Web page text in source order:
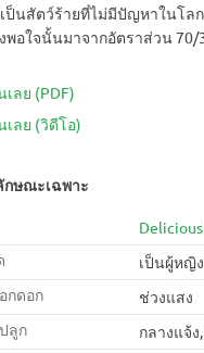
เป็นสัตว์ร้ายที่ไม่มีปัญหาในโ
อใจนั้นมาจากอัตราส่วน 70/
ที่ค่อนข้างสูง และรสชาติที่อ
นั้นเกี่ยวกับการผ่อนคลายและเ
าทั้งวันและต้องการนั่งพักผ่อน
เลย (PDF)
เลย (วิดีโอ)
กษณะเฉพาะ
เป็นผู้หญิง
กดอก
ช่วงแสง
ลูก
กลางแจ้ง